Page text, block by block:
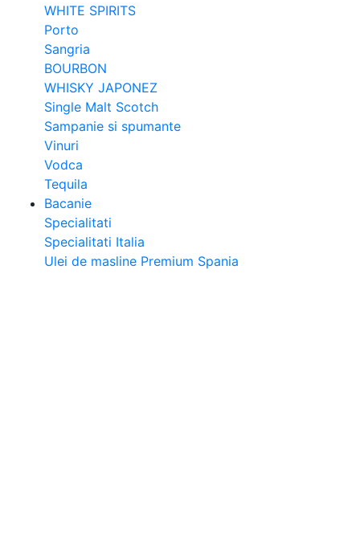
WHITE SPIRITS
Porto
Sangria
BOURBON
WHISKY JAPONEZ
Single Malt Scotch
Sampanie si spumante
Vinuri
Vodca
Tequila
Bacanie
Specialitati
Specialitati Italia
Ulei de masline Premium Spania